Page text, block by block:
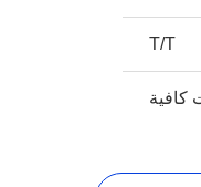
T/T
كافية